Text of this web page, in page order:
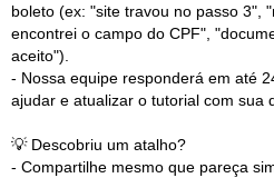
boleto (ex: "site travou no passo 3",
encontrei o campo do CPF",
aceito").
- Nossa equipe responderá em até
ajudar e atualizar o tutorial com sua
💡 Descobriu um atalho?
- Compartilhe mesmo que pareça